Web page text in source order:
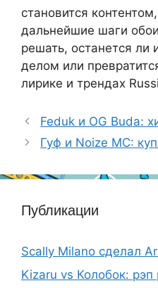
становится
дальнейшие шаги
решать, останется ли
делом или
лирике и трендах
Feduk и OG Buda:
Гуф и Noize MC:
Публикации
Scally Milano сделал
Kizaru vs Колобок: рэп